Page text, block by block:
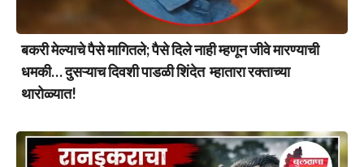
बकरी मेल्याचे पैसे मागितले; पैसे दिले नाही म्हणून जीवे मारण्याची
धमकी… दुसऱ्याच दिवशी पाडळी शिंदेत म्हातारा रक्ताच्या
थारोळ्यात!